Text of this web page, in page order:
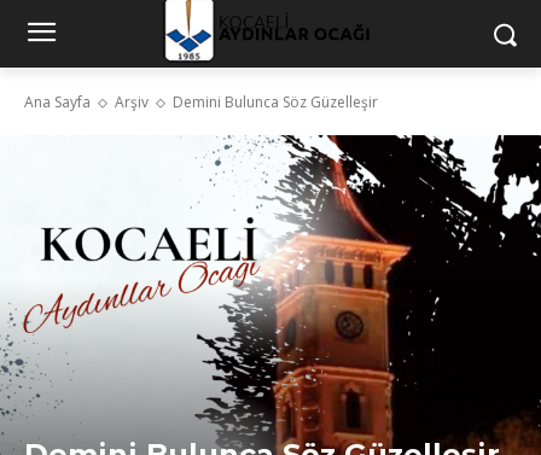
Ana Sayfa Arşiv Demini Bulunca Söz Güzelleşir